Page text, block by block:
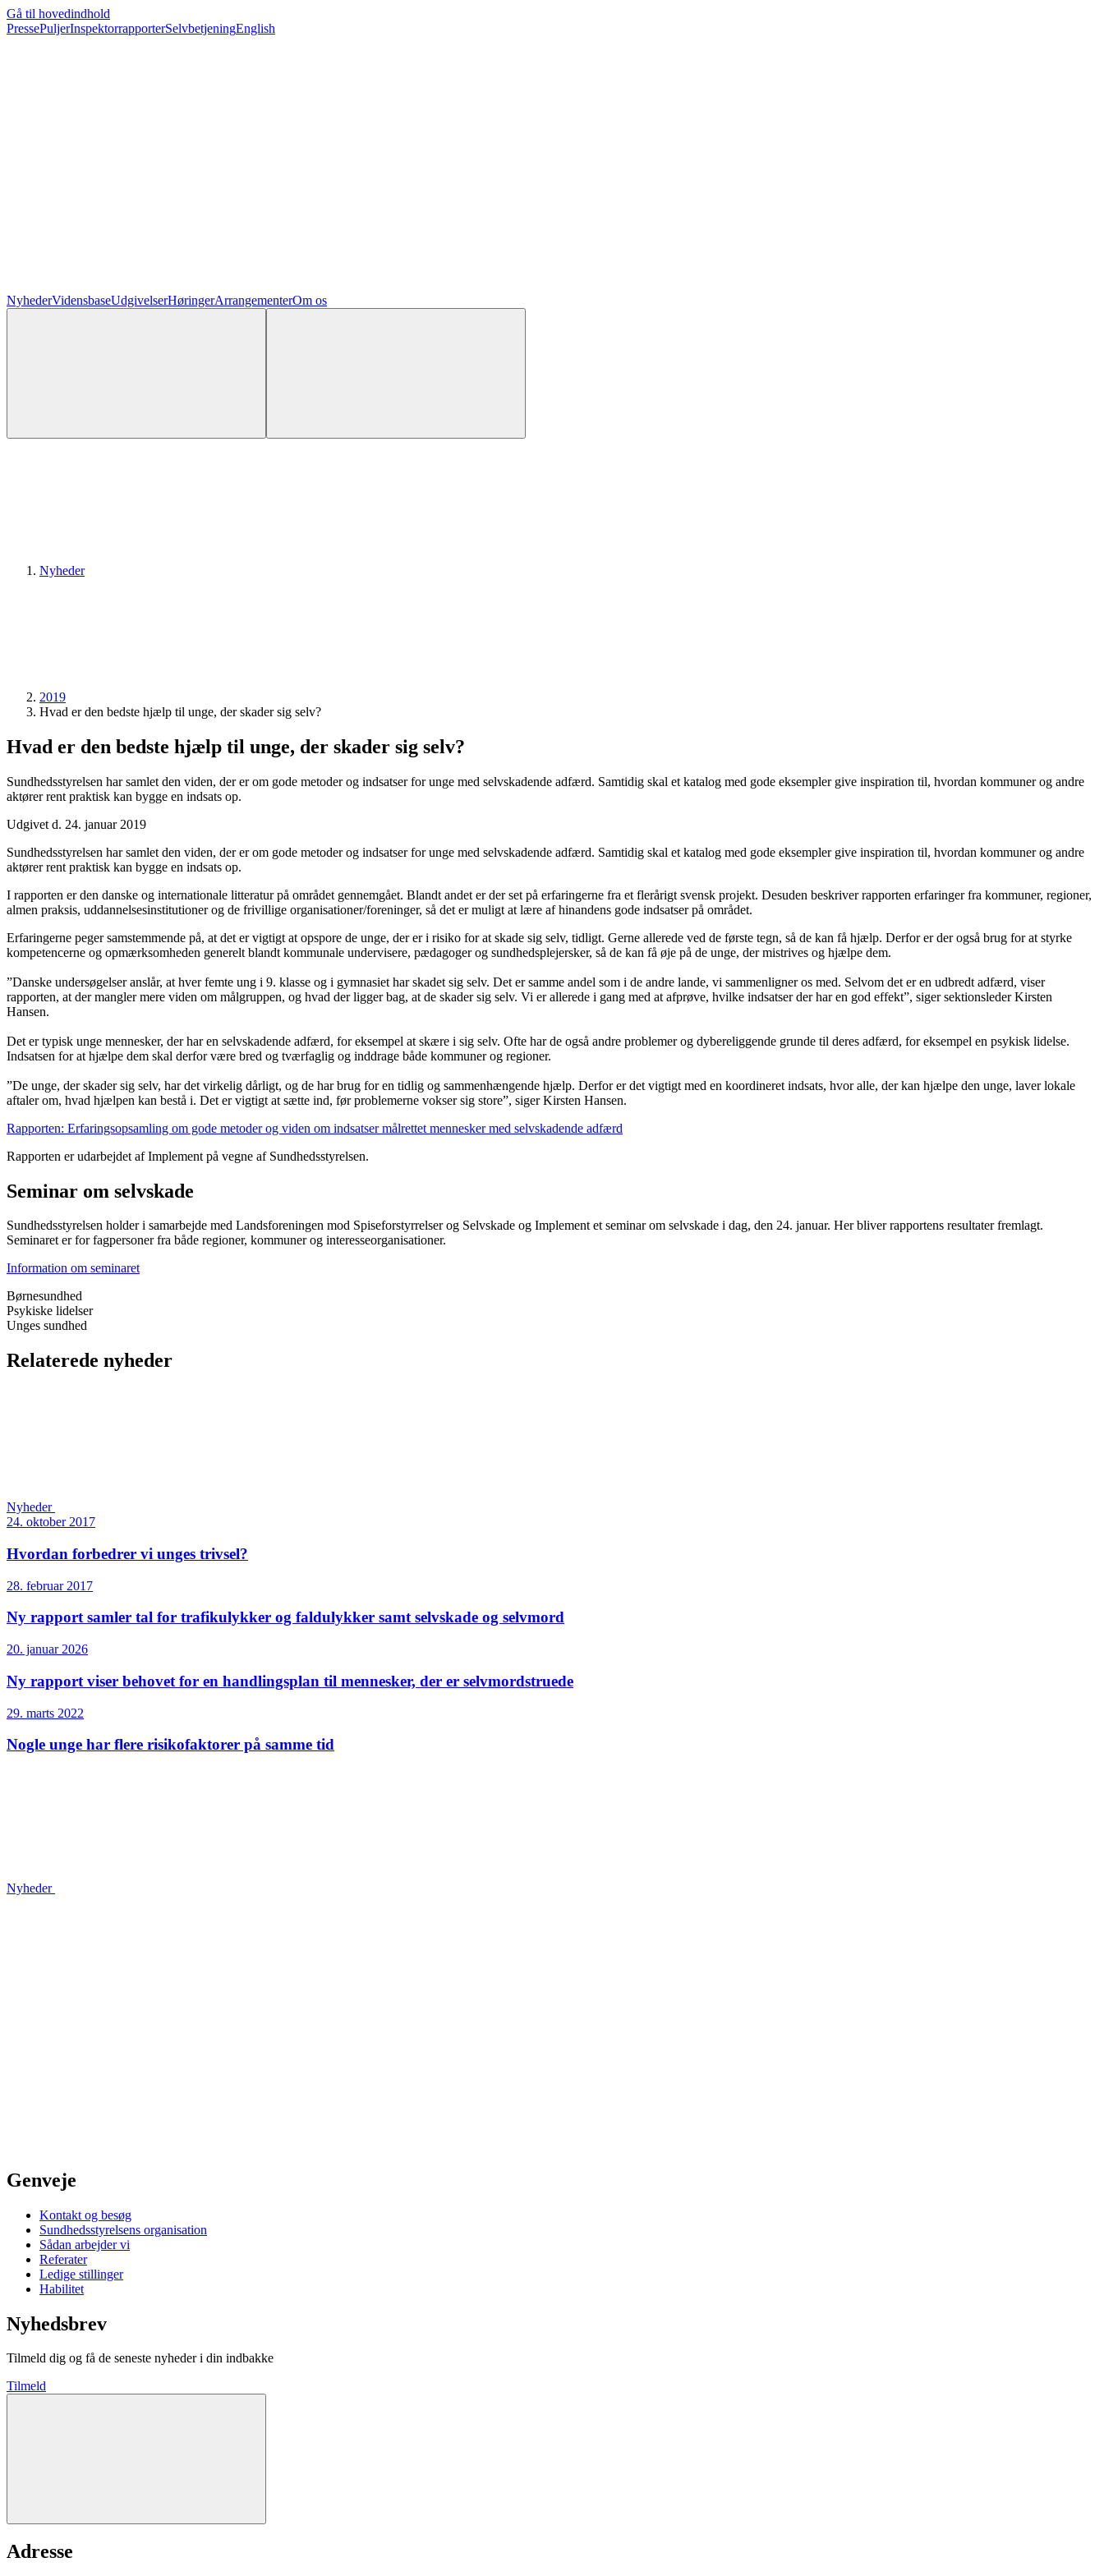
Gå til hovedindhold
PressePuljerInspektorrapporterSelvbetjeningEnglish
NyhederVidensbaseUdgivelserHøringerArrangementerOm os
Nyheder
2019
Hvad er den bedste hjælp til unge, der skader sig selv?
Hvad er den bedste hjælp til unge, der skader sig selv?
Sundhedsstyrelsen har samlet den viden, der er om gode metoder og indsatser for unge med selvskadende adfærd. Samtidig skal et katalog med gode eksempler give inspiration til, hvordan kommuner og andre
aktører rent praktisk kan bygge en indsats op.
Udgivet d. 24. januar 2019
Sundhedsstyrelsen har samlet den viden, der er om gode metoder og indsatser for unge med selvskadende adfærd. Samtidig skal et katalog med gode eksempler give inspiration til, hvordan kommuner og andre
aktører rent praktisk kan bygge en indsats op.
I rapporten er den danske og internationale litteratur på området gennemgået. Blandt andet er der set på erfaringerne fra et flerårigt svensk projekt. Desuden beskriver rapporten erfaringer fra kommuner, regioner,
almen praksis, uddannelsesinstitutioner og de frivillige organisationer/foreninger, så det er muligt at lære af hinandens gode indsatser på området.
Erfaringerne peger samstemmende på, at det er vigtigt at opspore de unge, der er i risiko for at skade sig selv, tidligt. Gerne allerede ved de første tegn, så de kan få hjælp. Derfor er der også brug for at styrke
kompetencerne og opmærksomheden generelt blandt kommunale undervisere, pædagoger og sundhedsplejersker, så de kan få øje på de unge, der mistrives og hjælpe dem.
”Danske undersøgelser anslår, at hver femte ung i 9. klasse og i gymnasiet har skadet sig selv. Det er samme andel som i de andre lande, vi sammenligner os med. Selvom det er en udbredt adfærd, viser
rapporten, at der mangler mere viden om målgruppen, og hvad der ligger bag, at de skader sig selv. Vi er allerede i gang med at afprøve, hvilke indsatser der har en god effekt”, siger sektionsleder Kirsten
Hansen.
Det er typisk unge mennesker, der har en selvskadende adfærd, for eksempel at skære i sig selv. Ofte har de også andre problemer og dybereliggende grunde til deres adfærd, for eksempel en psykisk lidelse.
Indsatsen for at hjælpe dem skal derfor være bred og tværfaglig og inddrage både kommuner og regioner.
”De unge, der skader sig selv, har det virkelig dårligt, og de har brug for en tidlig og sammenhængende hjælp. Derfor er det vigtigt med en koordineret indsats, hvor alle, der kan hjælpe den unge, laver lokale
aftaler om, hvad hjælpen kan bestå i. Det er vigtigt at sætte ind, før problemerne vokser sig store”, siger Kirsten Hansen.
Rapporten: Erfaringsopsamling om gode metoder og viden om indsatser målrettet mennesker med selvskadende adfærd
Rapporten er udarbejdet af Implement på vegne af Sundhedsstyrelsen.
Seminar om selvskade
Sundhedsstyrelsen holder i samarbejde med Landsforeningen mod Spiseforstyrrelser og Selvskade og Implement et seminar om selvskade i dag, den 24. januar. Her bliver rapportens resultater fremlagt.
Seminaret er for fagpersoner fra både regioner, kommuner og interesseorganisationer.
Information om seminaret
Børnesundhed
Psykiske lidelser
Unges sundhed
Relaterede nyheder
Nyheder
24. oktober 2017
Hvordan forbedrer vi unges trivsel?
28. februar 2017
Ny rapport samler tal for trafikulykker og faldulykker samt selvskade og selvmord
20. januar 2026
Ny rapport viser behovet for en handlingsplan til mennesker, der er selvmordstruede
29. marts 2022
Nogle unge har flere risikofaktorer på samme tid
Nyheder
Genveje
Kontakt og besøg
Sundhedsstyrelsens organisation
Sådan arbejder vi
Referater
Ledige stillinger
Habilitet
Nyhedsbrev
Tilmeld dig og få de seneste nyheder i din indbakke
Tilmeld
Adresse